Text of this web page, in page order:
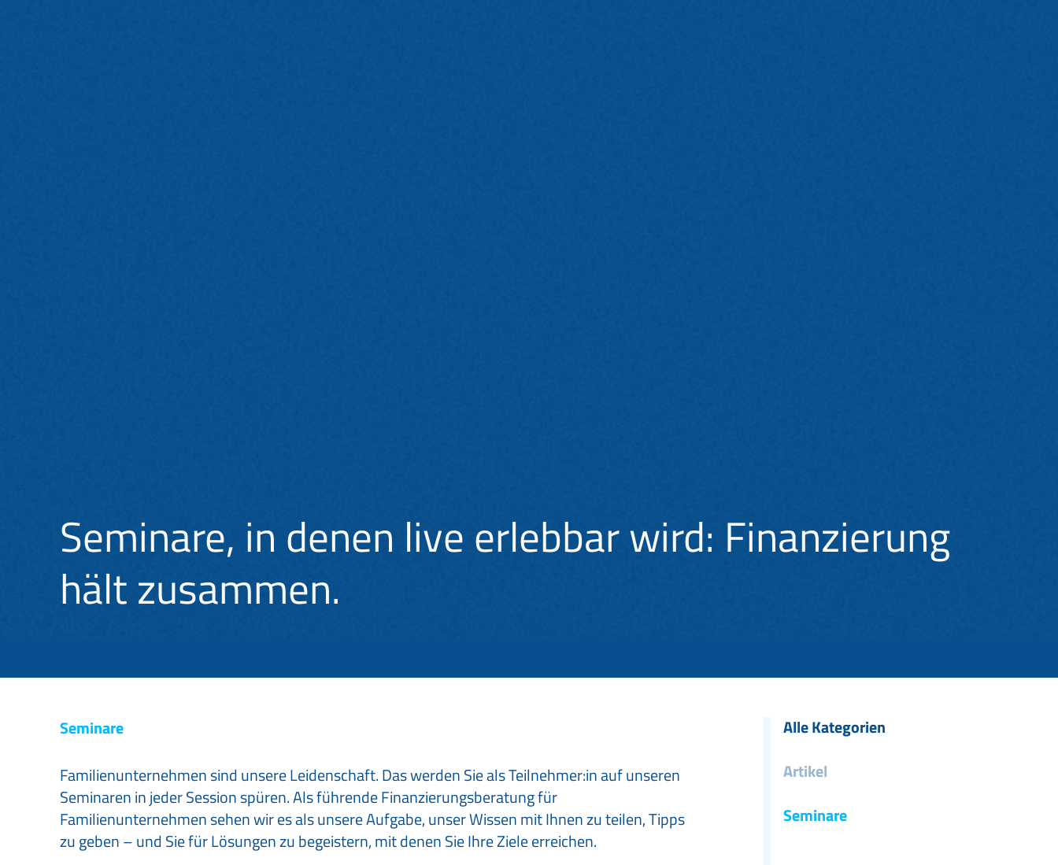
Seminare, in denen live erlebbar wird: Finanzierung
hält zusammen.
Seminare
Familienunternehmen sind unsere Leidenschaft. Das werden Sie als Teilnehmer:in auf unseren
Seminaren in jeder Session spüren. Als führende Finanzierungsberatung für
Familienunternehmen sehen wir es als unsere Aufgabe, unser Wissen mit Ihnen zu teilen, Tipps
zu geben – und Sie für Lösungen zu begeistern, mit denen Sie Ihre Ziele erreichen.
Alle Kategorien
Artikel
Seminare